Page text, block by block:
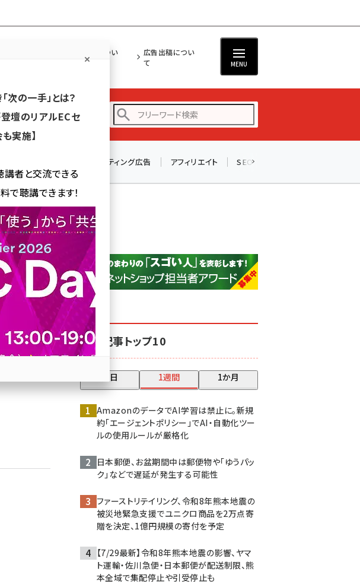
ネッ担につい
広告出稿につい
て
MENU
／イベント から探す
アスクル (1122)
base (1081)
リスティング広告 アフィリエイト SEO
覧
人気記事トップ10
昨日 1週間 1か月
AmazonのデータでAI学習は禁止に。新規
約「エージェントポリシー」でAI・自動化ツー
ルの使用ルールが厳格化
日本郵便、お盆期間中は郵便物や「ゆうパッ
ク」などで遅延が発生する可能性
ファーストリテイリング、令和8年熊本地震の
被災地緊急支援でユニクロ商品を2万点寄
贈を決定、1億円規模の寄付を予定
【7/29最新】令和8年熊本地震の影響、ヤマ
ト運輸・佐川急便・日本郵便が配送制限、熊
本全域で集配停止や引受停止も
の一手」とは？
登壇のリアルECセ
実施】
講者と交流できる
で聴講できます！